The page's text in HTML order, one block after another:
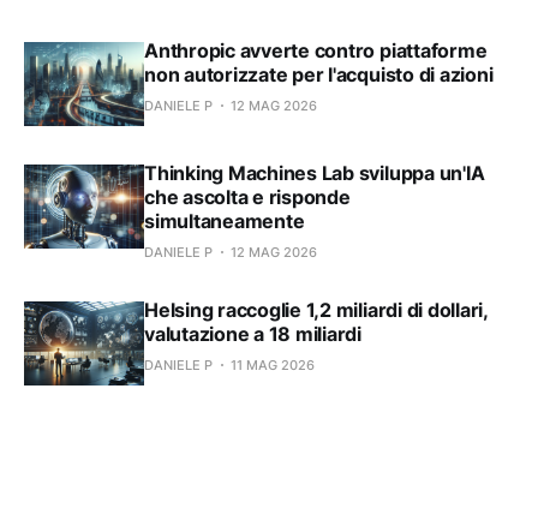
Anthropic avverte contro piattaforme
non autorizzate per l'acquisto di azioni
DANIELE P 12 MAG 2026
Thinking Machines Lab sviluppa un'IA
che ascolta e risponde
simultaneamente
DANIELE P 12 MAG 2026
Helsing raccoglie 1,2 miliardi di dollari,
valutazione a 18 miliardi
DANIELE P 11 MAG 2026